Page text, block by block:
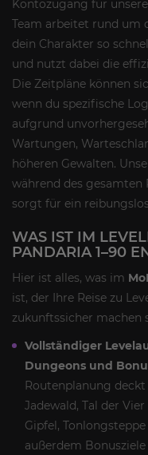
Kontozugang für
Team arbeitet rund um
dein Charakter so
und nutzt dabei die
Die Zeitpläne können
wenn du spezifische
aufgrund
Wartungen,
höheren Gewalten.
während des gesamten
sorgt für ein
WAS IST IM
PANDARIA 1–90
Hier ist alles, was im
ist, der Ihre Reise zu
zukunftssicher machen
Vollständiger
Dungeons und
Routenplanung
Jadewald, Tal der
Gipfel,
außerdem